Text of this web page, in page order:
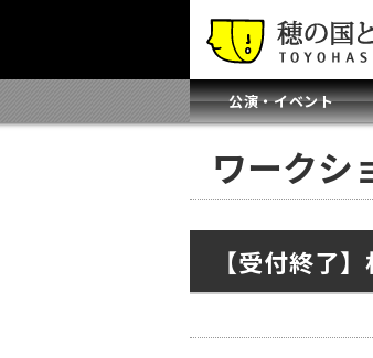
公演・イベント
ワークシ
【受付終了